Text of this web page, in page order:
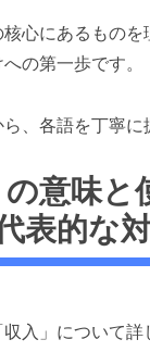
心にあるもの
の第一歩です。
、各語を丁寧に
の意味
表的な
入」について詳